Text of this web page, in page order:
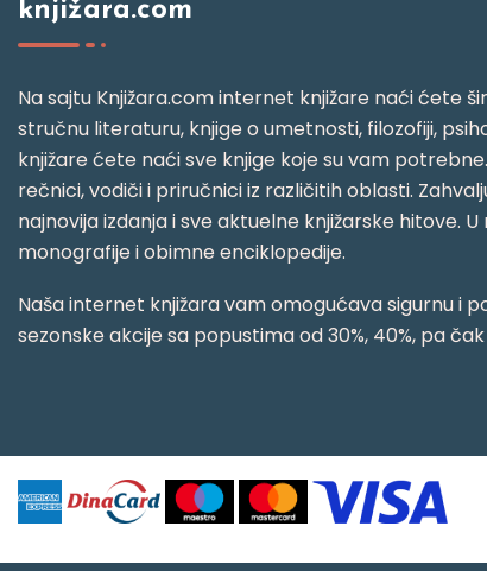
knjižara.com
Na sajtu Knjižara.com internet knjižare naći ćete
stručnu literaturu, knjige o umetnosti, filozofiji,
knjižare ćete naći sve knjige koje su vam
rečnici, vodiči i priručnici iz različitih oblasti.
najnovija izdanja i sve aktuelne knjižarske hitove.
monografije i obimne enciklopedije.
Naša internet knjižara vam omogućava sigurnu i
sezonske akcije sa popustima od 30%, 40%, pa čak